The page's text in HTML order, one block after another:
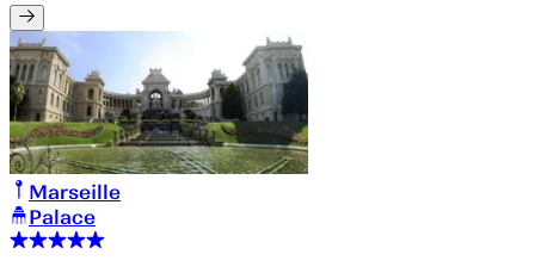
Marseille
Palace